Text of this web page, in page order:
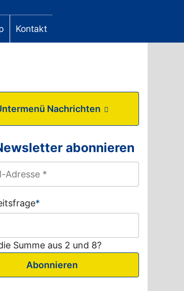
Kontakt
Nachrichten
abonnieren
*
Summe aus 2 und 8?
Abonnieren